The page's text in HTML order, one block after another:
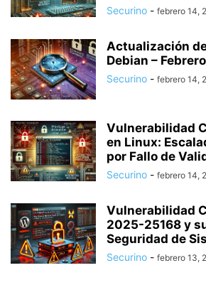
Securino - febrero 14,
Actualización
Debian –
Securino - febrero 14,
Vulnerabilidad
en Linux:
por Fallo de
Securino - febrero 14,
Vulnerabilidad
2025-25168 y
Seguridad de
Securino - febrero 13,